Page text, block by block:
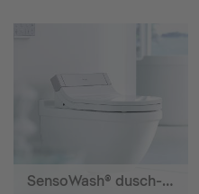
SensoWash® dusch-wc